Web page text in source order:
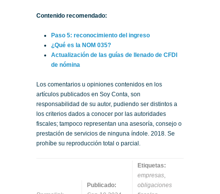
Contenido recomendado:
Paso 5: reconocimiento del ingreso
¿Qué es la NOM 035?
Actualización de las guías de llenado de CFDI
de nómina
Los comentarios u opiniones contenidos en los
artículos publicados en Soy Conta, son
responsabilidad de su autor, pudiendo ser distintos a
los criterios dados a conocer por las autoridades
fiscales; tampoco representan una asesoría, consejo o
prestación de servicios de ninguna índole. 2018. Se
prohíbe su reproducción total o parcial.
Publicado:
Etiquetas:
empresas,
obligaciones